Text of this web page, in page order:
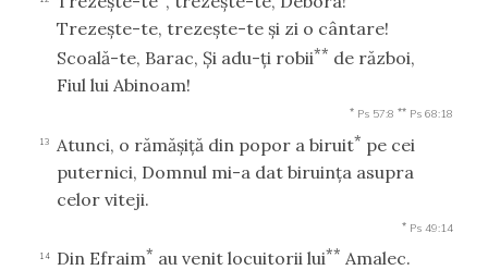
Trezeşte-te, trezeşte-te şi zi o cântare!
Scoală-te, Barac, Şi adu-ţi robii** de război,
Fiul lui Abinoam!
* Ps 57:8 ** Ps 68:18
13 Atunci, o rămăşiţă din popor a biruit* pe cei
puternici, Domnul mi-a dat biruinţa asupra
celor viteji.
* Ps 49:14
14 Din Efraim* au venit locuitorii lui** Amalec.